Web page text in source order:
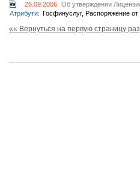
26.09.2006 Об утверждении
Атрибути: Госфинуслуг, Распоряжение от
«« Вернуться на первую страницу